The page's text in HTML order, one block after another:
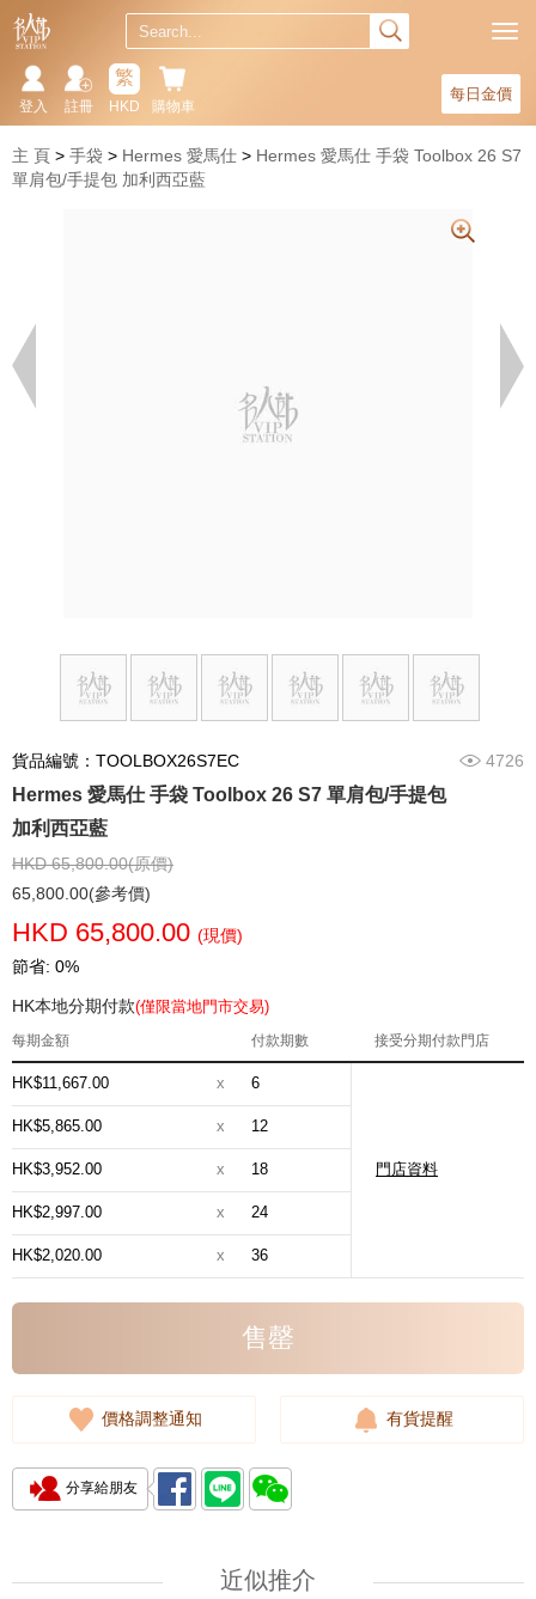
每日金價
購物車
繁
HKD
註冊
登入
主 頁 手袋 Hermes 愛馬仕
Hermes 愛馬仕 手袋 Toolbox 26 S7
單肩包/手提包 加利西亞藍
貨品編號：TOOLBOX26S7EC 4726
Hermes 愛馬仕 手袋 Toolbox 26 S7 單肩包/手提包
加利西亞藍
HKD 65,800.00(原價)
65,800.00(參考價)
HKD 65,800.00 (現價)
節省: 0%
HK本地分期付款(僅限當地門市交易)
每期金額 付款期數 接受分期付款門店
HK$11,667.00 x 6
門店資料
HK$5,865.00 x 12
HK$3,952.00 x 18
HK$2,997.00 x 24
HK$2,020.00 x 36
售罄
價格調整通知 有貨提醒
分享給朋友
近似推介